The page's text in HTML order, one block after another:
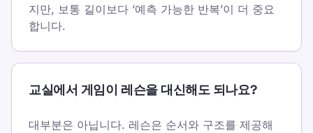
지만, 보통 길이보다 ‘예측 가능한 반복’이 더 중요
합니다.
교실에서 게임이 레슨을 대신해도 되나요?
대부분은 아닙니다. 레슨은 순서와 구조를 제공해